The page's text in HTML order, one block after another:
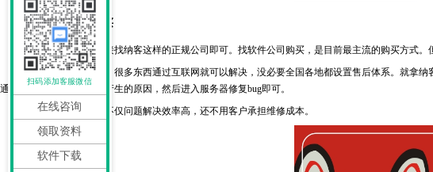
会员卡系统怎么购买
会员系统的购买，直接找纳客这样的正规公司即可。找软件公司购买，是目前最主流的购买方式。
现在是信息科技时代，很多东西通过互联网就可以解决，没必要全国各地都设置售后体系。就拿纳
通过客服描述，判断问题产生的原因，然后进入服务器修复bug即可。
这种售后服务模式，不仅问题解决效率高，还不用客户承担维修成本。
扫码添加客服微信
在线咨询
领取资料
软件下载